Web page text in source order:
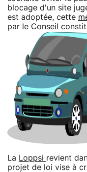
blocage d'un site
est adoptée, cette
par le Conseil
La Loppsi revient
projet de loi vise à